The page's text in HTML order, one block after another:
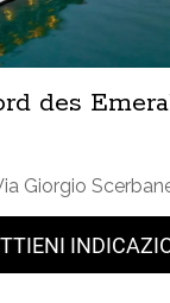
des
Giorgio